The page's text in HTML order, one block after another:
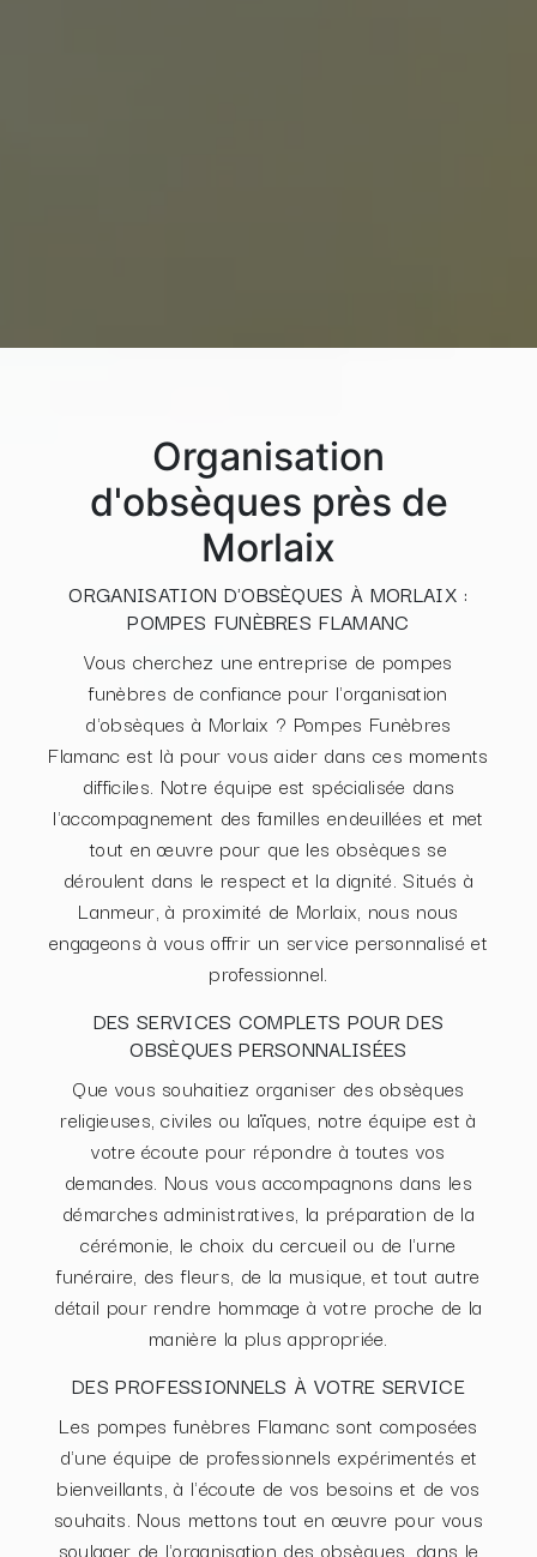
Organisation
d'obsèques près de
Morlaix
ORGANISATION D'OBSÈQUES À MORLAIX :
POMPES FUNÈBRES FLAMANC
Vous cherchez une entreprise de pompes
funèbres de confiance pour l'organisation
d'obsèques à Morlaix ? Pompes Funèbres
Flamanc est là pour vous aider dans ces moments
difficiles. Notre équipe est spécialisée dans
l'accompagnement des familles endeuillées et met
tout en œuvre pour que les obsèques se
déroulent dans le respect et la dignité. Situés à
Lanmeur, à proximité de Morlaix, nous nous
engageons à vous offrir un service personnalisé et
professionnel.
DES SERVICES COMPLETS POUR DES
OBSÈQUES PERSONNALISÉES
Que vous souhaitiez organiser des obsèques
religieuses, civiles ou laïques, notre équipe est à
votre écoute pour répondre à toutes vos
demandes. Nous vous accompagnons dans les
démarches administratives, la préparation de la
cérémonie, le choix du cercueil ou de l'urne
funéraire, des fleurs, de la musique, et tout autre
détail pour rendre hommage à votre proche de la
manière la plus appropriée.
DES PROFESSIONNELS À VOTRE SERVICE
Les pompes funèbres Flamanc sont composées
d'une équipe de professionnels expérimentés et
bienveillants, à l'écoute de vos besoins et de vos
souhaits. Nous mettons tout en œuvre pour vous
soulager de l'organisation des obsèques, dans le